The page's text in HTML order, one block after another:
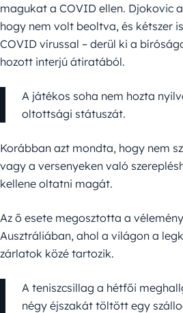
magukat a COVID ellen. Djokovic
hogy nem volt beoltva, és kétszer
COVID vírussal – derül ki a
hozott interjú átiratából.
A játékos soha nem hozta
oltottsági státuszát.
Korábban azt mondta, hogy nem
vagy a versenyeken való
kellene oltatni magát.
Az ő esete megosztotta a
Ausztráliában, ahol a világon a
zárlatok közé tartozik.
A teniszcsillag a hétfői
négy éjszakát töltött egy